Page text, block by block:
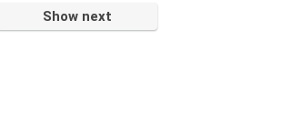
Show next